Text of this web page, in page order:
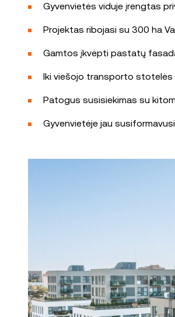
Gyvenvietės viduje įrengtas
Projektas ribojasi su 300 ha
Gamtos įkvėpti pastatų
Iki viešojo transporto stotelės
Patogus susisiekimas su
Gyvenvietėje jau